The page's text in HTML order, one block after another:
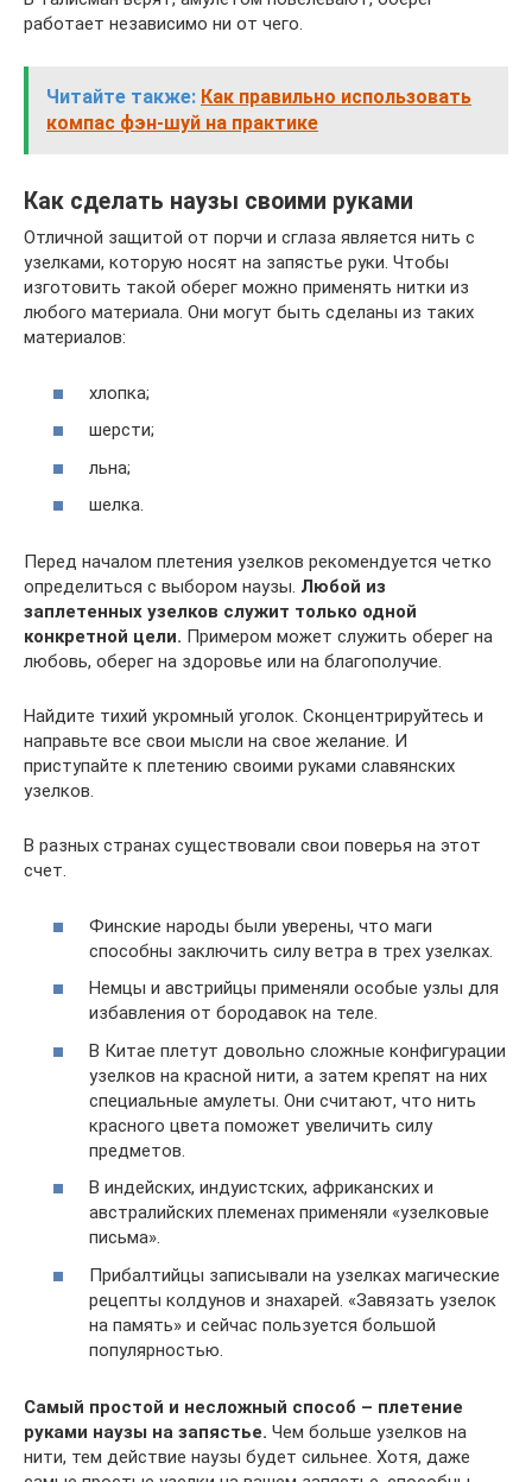
работает независимо ни от чего.
Читайте также: Как правильно использовать
компас фэн-шуй на практике
Как сделать наузы своими руками
Отличной защитой от порчи и сглаза является нить с
узелками, которую носят на запястье руки. Чтобы
изготовить такой оберег можно применять нитки из
любого материала. Они могут быть сделаны из таких
материалов:
хлопка;
шерсти;
льна;
шелка.
Перед началом плетения узелков рекомендуется четко
определиться с выбором наузы. Любой из
заплетенных узелков служит только одной
конкретной цели. Примером может служить оберег на
любовь, оберег на здоровье или на благополучие.
Найдите тихий укромный уголок. Сконцентрируйтесь и
направьте все свои мысли на свое желание. И
приступайте к плетению своими руками славянских
узелков.
В разных странах существовали свои поверья на этот
счет.
Финские народы были уверены, что маги
способны заключить силу ветра в трех узелках.
Немцы и австрийцы применяли особые узлы для
избавления от бородавок на теле.
В Китае плетут довольно сложные конфигурации
узелков на красной нити, а затем крепят на них
специальные амулеты. Они считают, что нить
красного цвета поможет увеличить силу
предметов.
В индейских, индуистских, африканских и
австралийских племенах применяли «узелковые
письма».
Прибалтийцы записывали на узелках магические
рецепты колдунов и знахарей. «Завязать узелок
на память» и сейчас пользуется большой
популярностью.
Самый простой и несложный способ – плетение
руками наузы на запястье. Чем больше узелков на
нити, тем действие наузы будет сильнее. Хотя, даже